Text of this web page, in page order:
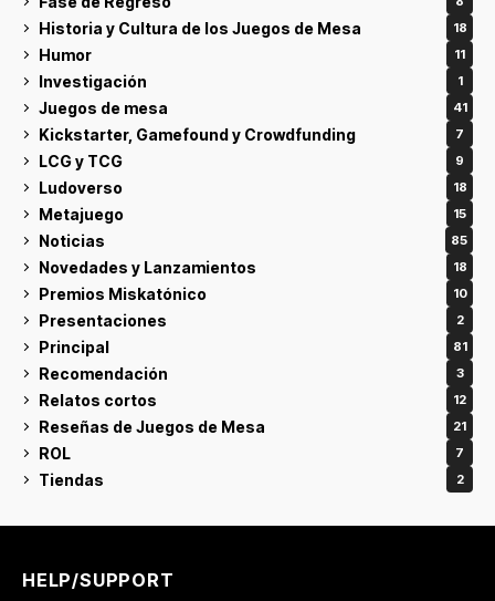
Historia y Cultura de los Juegos de Mesa 18
Humor 11
Investigación 1
Juegos de mesa 41
Kickstarter, Gamefound y Crowdfunding 7
LCG y TCG 9
Ludoverso 18
Metajuego 15
Noticias 85
Novedades y Lanzamientos 18
Premios Miskatónico 10
Presentaciones 2
Principal 81
Recomendación 3
Relatos cortos 12
Reseñas de Juegos de Mesa 21
ROL 7
Tiendas 2
HELP/SUPPORT